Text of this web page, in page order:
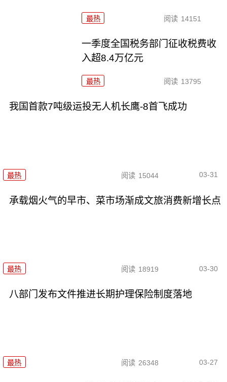
最热 阅读 14151
一季度全国税务部门征收税费收
入超8.4万亿元
最热 阅读 13795
我国首款7吨级运投无人机长鹰-8首飞成功
最热 阅读 15044 03-31
承载烟火气的早市、菜市场渐成文旅消费新增长点
最热 阅读 18919 03-30
八部门发布文件推进长期护理保险制度落地
最热 阅读 26348 03-27